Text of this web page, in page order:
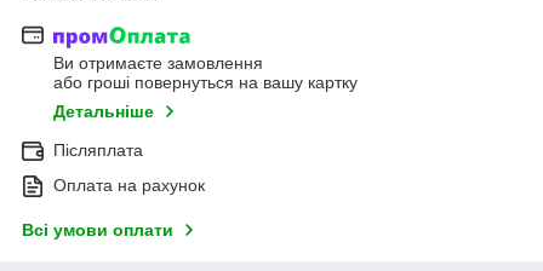
Ви отримаєте замовлення
або гроші повернуться на вашу картку
Детальніше
Післяплата
Оплата на рахунок
Всі умови оплати